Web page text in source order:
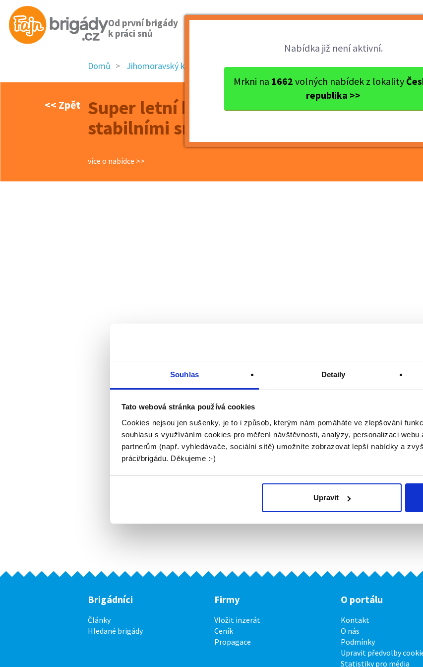
Souhlas Detaily
Tato webová stránka používá cookies
Cookies nejsou jen sušenky, je to i způsob, kterým nám pomáháte ve zlepšování
souhlasu s využíváním cookies pro měření návštěvnosti, analýzy, personalizaci webu
partnerům (např. vyhledávače, sociální sítě) umožníte zobrazovat lepší nabídky a
práci/brigádu. Děkujeme :-)
Upravit
Od první brigády
k práci snů
Nabídka již není aktivní.
Mrkni na 1662 volných nabídek z lokality
republika >>
Domů Jihomoravský kraj okres Brno Brno Super letní brigáda ve výro...
<< Zpět Super letní brigáda ve výrobě se
stabilními směnami a dostatkem volna!
více o nabídce >>
Brigádníci
Články
Hledané brigády
Firmy
Vložit inzerát
Ceník
Propagace
O portálu
Kontakt
O nás
Podmínky
Upravit předvolby
Statistiky pro média